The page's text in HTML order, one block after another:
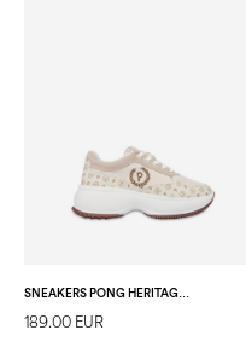
189.00 EUR